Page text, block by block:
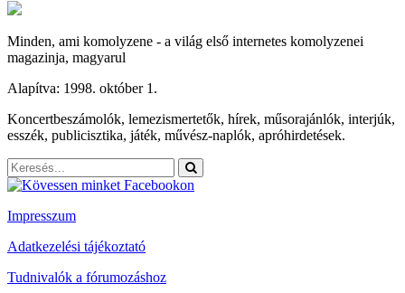
Minden, ami komolyzene - a világ első internetes komolyzenei
magazinja, magyarul
Alapítva: 1998. október 1.
Koncertbeszámolók, lemezismertetők, hírek, műsorajánlók, interjúk,
esszék, publicisztika, játék, művész-naplók, apróhirdetések.
Impresszum
Adatkezelési tájékoztató
Tudnivalók a fórumozáshoz